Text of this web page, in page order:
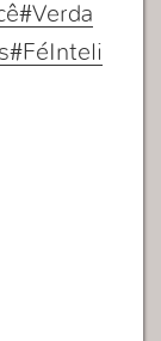
#Verda
#FéInteli